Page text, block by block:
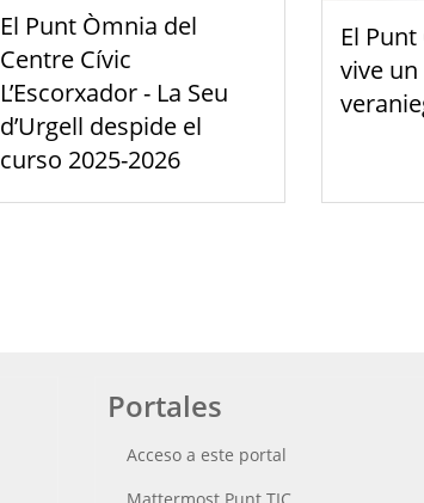
El Punt Òmnia del
Centre Cívic
L’Escorxador - La Seu
d’Urgell despide el
curso 2025-2026
El
vive
Portales
Acceso a este portal